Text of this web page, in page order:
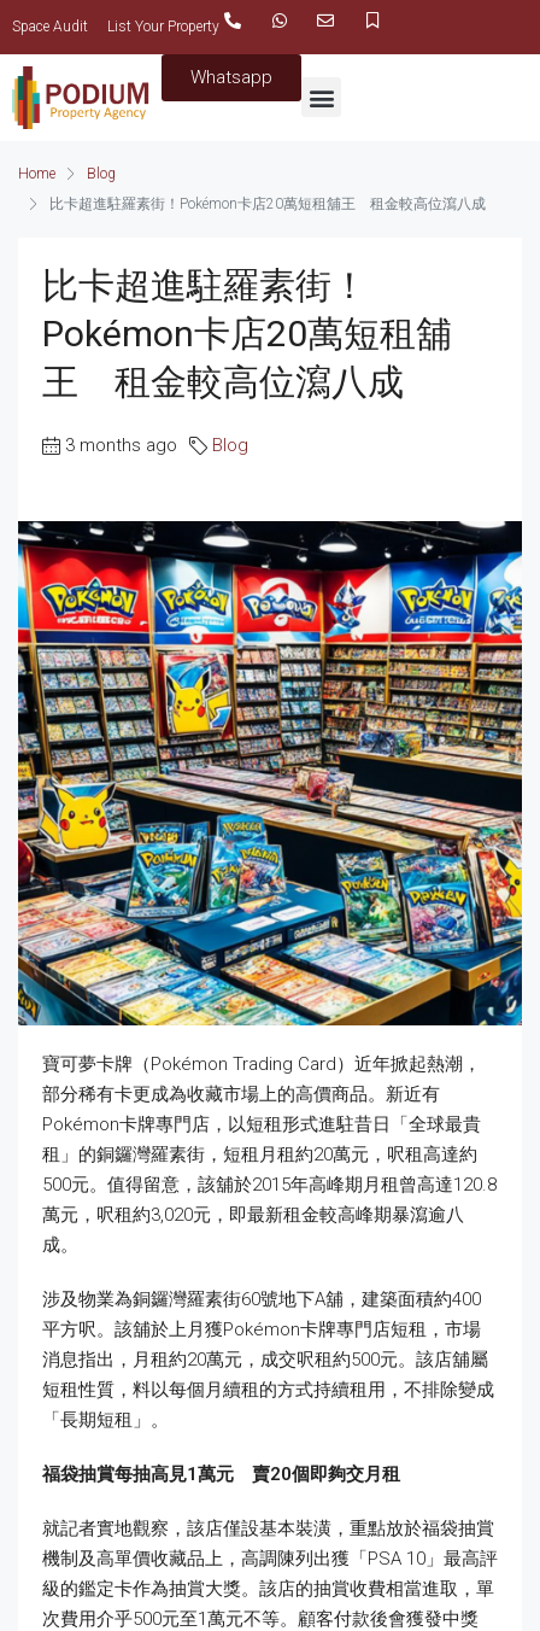
Space Audit List Your Property
Whatsapp
Home
Blog
比卡超進駐羅素街！Pokémon卡店20萬短租舖王 租金較高位瀉八成
比卡超進駐羅素街！
Pokémon卡店20萬短租舖
王 租金較高位瀉八成
3 months ago Blog
寶可夢卡牌（Pokémon Trading Card）近年掀起熱潮，
部分稀有卡更成為收藏市場上的高價商品。新近有
Pokémon卡牌專門店，以短租形式進駐昔日「全球最貴
租」的銅鑼灣羅素街，短租月租約20萬元，呎租高達約
500元。值得留意，該舖於2015年高峰期月租曾高達120.8
萬元，呎租約3,020元，即最新租金較高峰期暴瀉逾八
成。
涉及物業為銅鑼灣羅素街60號地下A舖，建築面積約400
平方呎。該舖於上月獲Pokémon卡牌專門店短租，市場
消息指出，月租約20萬元，成交呎租約500元。該店舖屬
短租性質，料以每個月續租的方式持續租用，不排除變成
「長期短租」。
福袋抽賞每抽高見1萬元 賣20個即夠交月租
就記者實地觀察，該店僅設基本裝潢，重點放於福袋抽賞
機制及高單價收藏品上，高調陳列出獲「PSA 10」最高評
級的鑑定卡作為抽賞大獎。該店的抽賞收費相當進取，單
次費用介乎500元至1萬元不等。顧客付款後會獲發中獎